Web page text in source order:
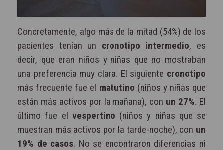
Concretamente, algo más de la mitad (54%) de los
pacientes tenían un cronotipo intermedio, es
decir, que eran niños y niñas que no mostraban
una preferencia muy clara. El siguiente cronotipo
más frecuente fue el matutino (niños y niñas que
están más activos por la mañana), con un 27%. El
último fue el vespertino (niños y niñas que se
muestran más activos por la tarde-noche), con un
19% de casos. No se encontraron diferencias ni